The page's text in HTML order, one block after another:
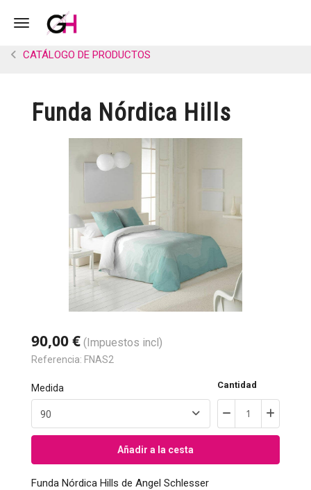
Toggle navigation
CATÁLOGO DE PRODUCTOS
Funda Nórdica Hills
90,00 € (Impuestos incl)
Referencia: FNAS2
Medida Cantidad
Añadir a la cesta
Funda Nórdica Hills de Angel Schlesser